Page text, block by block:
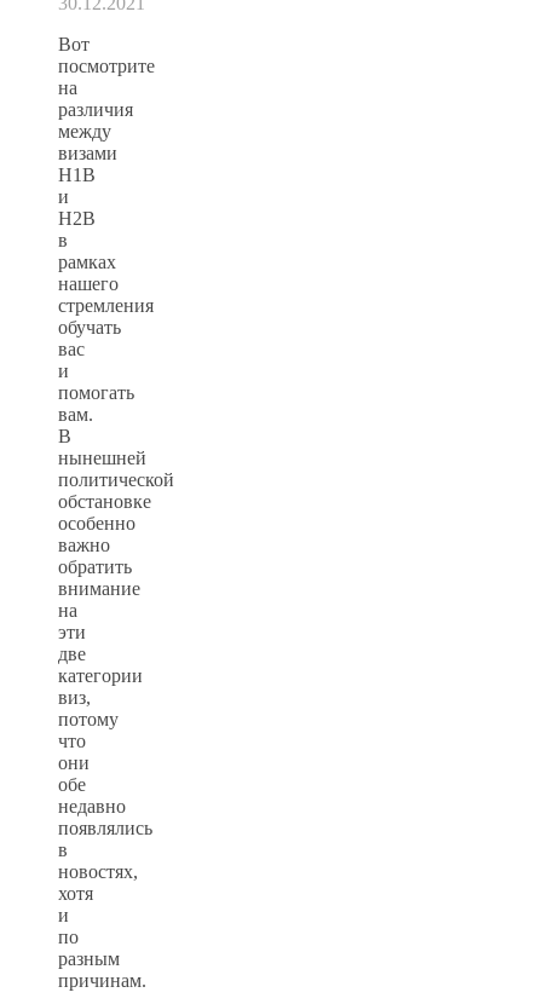
Вот
посмотрите
на
различия
между
визами
H1B
и
H2B
в
рамках
нашего
стремления
обучать
вас
и
помогать
вам.
В
нынешней
политической
обстановке
особенно
важно
обратить
внимание
на
эти
две
категории
виз,
потому
что
они
обе
недавно
появлялись
в
новостях,
хотя
и
по
разным
причинам.